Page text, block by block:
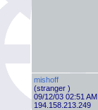
mishoff
(stranger )
09/12/03 02:51 AM
194.158.213.249